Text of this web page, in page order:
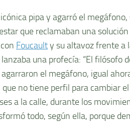
pipa y agarró el
que reclamaban una
Foucaulty su altavoz frente a
una profecía: “El filósofo
el megáfono, igual
no tiene perfil para cambiar
a la calle, durante los
todo, según ella, porque